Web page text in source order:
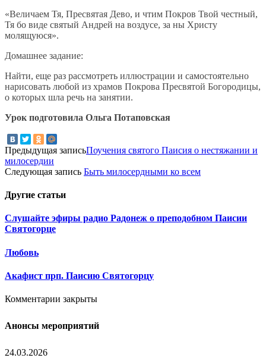
«Величаем Тя, Пресвятая Дево, и чтим Покров Твой честный,
Тя бо виде святый Андрей на воздусе, за ны Христу
молящуюся».
Домашнее задание:
Найти, еще раз рассмотреть иллюстрации и самостоятельно
нарисовать любой из храмов Покрова Пресвятой Богородицы,
о которых шла речь на занятии.
Урок подготовила Ольга Потаповская
Предыдущая записьПоучения святого Паисия о нестяжании и
милосердии
Следующая запись Быть милосердными ко всем
Другие статьи
Слушайте эфиры радио Радонеж о преподобном Паисии
Святогорце
Любовь
Акафист прп. Паисию Святогорцу
Комментарии закрыты
Анонсы мероприятий
24.03.2026